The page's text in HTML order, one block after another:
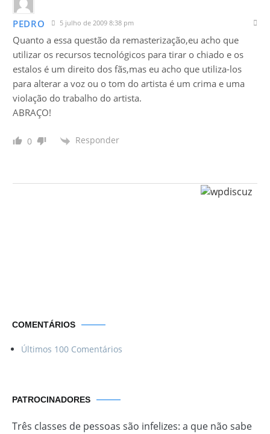
PEDRO 5 julho de 2009 8:38 pm
Quanto a essa questão da remasterização,eu acho que
utilizar os recursos tecnológicos para tirar o chiado e os
estalos é um direito dos fãs,mas eu acho que utiliza-los
para alterar a voz ou o tom do artista é um crima e uma
violação do trabalho do artista.
ABRAÇO!
0 Responder
COMENTÁRIOS
Últimos 100 Comentários
PATROCINADORES
Três classes de pessoas são infelizes: a que não sabe